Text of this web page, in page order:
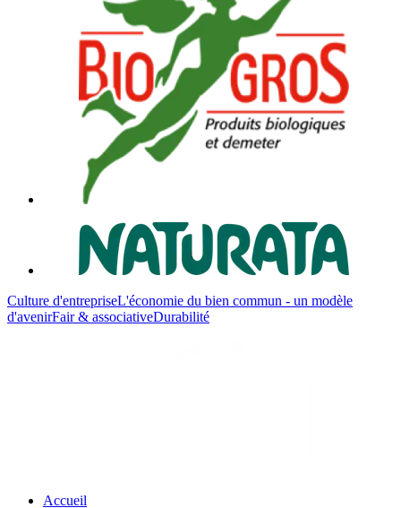
Culture d'entrepriseL'économie du bien commun - un modèle
d'avenirFair & associativeDurabilité
Accueil